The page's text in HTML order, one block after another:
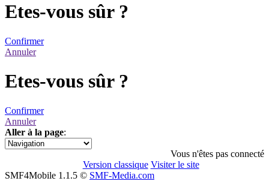
Etes-vous sûr ?
Confirmer
Annuler
Etes-vous sûr ?
Confirmer
Annuler
Aller à la page:
1
Vous n'êtes pas connecté
Version classique Visiter le site
SMF4Mobile 1.1.5 © SMF-Media.com